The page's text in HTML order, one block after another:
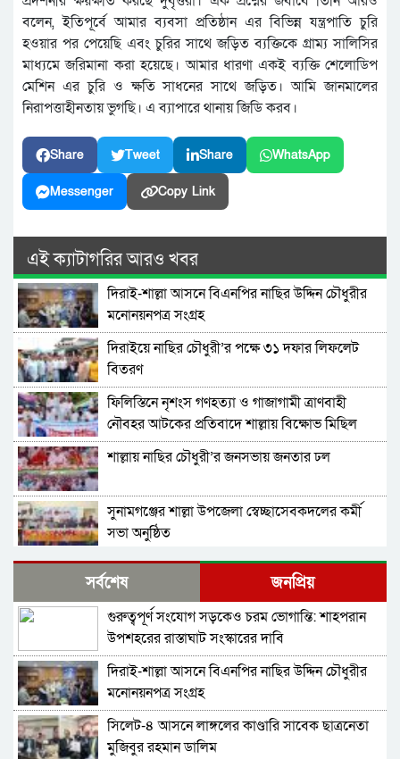
বলেন, ইতিপূর্বে আমার ব্যবসা প্রতিষ্ঠান এর বিভিন্ন যন্ত্রপাতি চুরি
হওয়ার পর পেয়েছি এবং চুরির সাথে জড়িত ব্যক্তিকে গ্রাম্য সালিসির
মাধ্যমে জরিমানা করা হয়েছে। আমার ধারণা একই ব্যক্তি শেলোডিপ
মেশিন এর চুরি ও ক্ষতি সাধনের সাথে জড়িত। আমি জানমালের
নিরাপত্তাহীনতায় ভুগছি। এ ব্যাপারে থানায় জিডি করব।
Share Tweet Share WhatsApp
Messenger Copy Link
এই ক্যাটাগরির আরও খবর
দিরাই-শাল্লা আসনে বিএনপির নাছির উদ্দিন চৌধুরীর
মনোনয়নপত্র সংগ্রহ
দিরাইয়ে নাছির চৌধুরী’র পক্ষে ৩১ দফার লিফলেট
বিতরণ
ফিলিস্তিনে নৃশংস গণহত্যা ও গাজাগামী ত্রাণবাহী
নৌবহর আটকের প্রতিবাদে শাল্লায় বিক্ষোভ মিছিল
শাল্লায় নাছির চৌধুরী’র জনসভায় জনতার ঢল
সুনামগঞ্জের শাল্লা উপজেলা স্বেচ্ছাসেবকদলের কর্মী
সভা অনুষ্ঠিত
দিরাইয়ে মাওলানা মুশতাক গাজীনগরীর হত্যার
প্রতিবাদে বিক্ষোভ মিছিল ও সমাবেশ অনুষ্ঠিত
শাল্লায় স্বেচ্চায় রক্তদানের ছোট উদ্যোগ থেকে সুদৃঢ়
মানবিক নেটওয়ার্ক
শাল্লায় বিএনপির প্রতিষ্ঠাবার্ষিকী পালিত
নাশকতার মামলায় বিএনপির ৫২ নেতাকর্মী
আসামি,বিএনপি সেক্রেটারী প্রার্থী সহোদর আ,লীগ
সর্বশেষ জনপ্রিয়
গুরুত্বপূর্ণ সংযোগ সড়কেও চরম ভোগান্তি: শাহপরান
উপশহরের রাস্তাঘাট সংস্কারের দাবি
দিরাই-শাল্লা আসনে বিএনপির নাছির উদ্দিন চৌধুরীর
মনোনয়নপত্র সংগ্রহ
সিলেট-৪ আসনে লাঙ্গলের কাণ্ডারি সাবেক ছাত্রনেতা
মুজিবুর রহমান ডালিম